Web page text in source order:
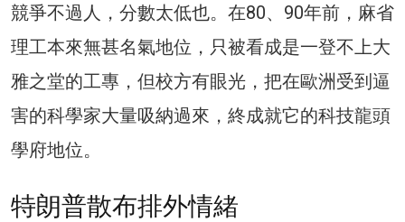
競爭不過人，分數太低也。在80、90年前，麻省
理工本來無甚名氣地位，只被看成是一登不上大
雅之堂的工專，但校方有眼光，把在歐洲受到逼
害的科學家大量吸納過來，終成就它的科技龍頭
學府地位。
特朗普散布排外情緒